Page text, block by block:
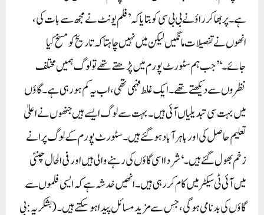
ہے۔پربھاکر راؤ نے بی بی سی کو بتایا کہ ’فلم یونٹ نے مجھ سے بات کی،
انھوں نے تفصیلات مانگیں لیکن میں نہیں چاہتا کہ تاریخ کو مسخ کیا
جائے۔‘’جب ہم سٹورٹ پورم میں پڑھتے تھے تو لوگ ہمیں مختلف
نظروں سے دیکھتے تھے۔ ایک غلط فہمی تھی، اب یہ کم ہو رہی ہے۔ گاؤں
میں بہت سی تبدیلیاں آئی ہیں۔ بہت سے لوگ ایسے ہیں جنھوں نے اعلیٰ
تعلیم حاصل کی اور باہر آباد ہو گئے ہیں۔ سٹورٹ پورم کے لوگ پرانے
زخم بھول گئے ہیں۔‘شردا اسی گاؤں کی رہنے والی ہیں اور فی الحال چنئی
میں آئی ٹی سیکٹر میں کام کر رہی ہیں۔ انھیں خدشہ ہے کہ ایسی فلموں سے
گاؤں کی بدنامی ہو گی، جس سے مزید مسائل پیدا ہو سکتے ہیں۔(بشکریہ: بی